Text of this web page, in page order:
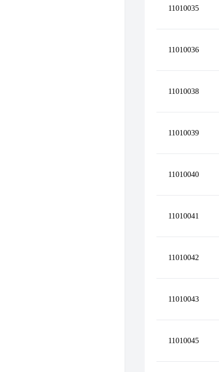
11010035
11010036
11010038
11010039
11010040
11010041
11010042
11010043
11010045